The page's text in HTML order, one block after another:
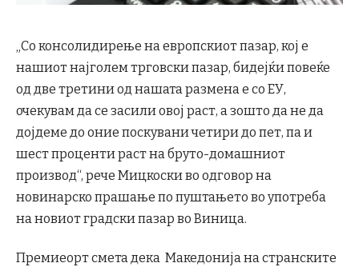
„Со консолидирење на европскиот пазар, кој е
нашиот најголем трговски пазар, бидејќи повеќе
од две третини од нашата размена е со ЕУ,
очекувам да се засили овој раст, а зошто да не да
дојдеме до оние поскувани четири до пет, па и
шест проценти раст на бруто-домашниот
производ“, рече Мицкоски во одговор на
новинарско прашање по пуштањето во употреба
на новиот градски пазар во Виница.
Премиеорт смета дека Македонија на странските